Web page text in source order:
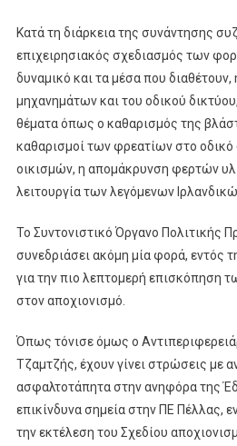
Κατά τη διάρκεια της συνάντησης
επιχειρησιακός σχεδιασμός των
δυναμικό και τα μέσα που
μηχανημάτων και του οδικού
θέματα όπως ο καθαρισμός της
καθαρισμοί των φρεατίων στο οδικό
οικισμών, η απομάκρυνση φερτών
λειτουργία των λεγόμενων
Το Συντονιστικό Όργανο Πολιτικής
συνεδριάσει ακόμη μία φορά, εντός
για την πιο λεπτομερή επισκόπηση
στον αποχιονισμό.
Όπως τόνισε όμως ο
Τζαμτζής, έχουν γίνει στρώσεις με
ασφαλτοτάπητα στην ανηφόρα της
επικίνδυνα σημεία στην ΠΕ Πέλλας,
την εκτέλεση του Σχεδίου